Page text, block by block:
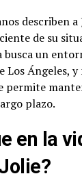
describen
de su
un
Los Ángeles,
permite
plazo.
en la